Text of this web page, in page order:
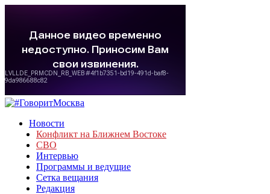
Новости
Конфликт на Ближнем Востоке
СВО
Интервью
Программы и ведущие
Сетка вещания
Редакция